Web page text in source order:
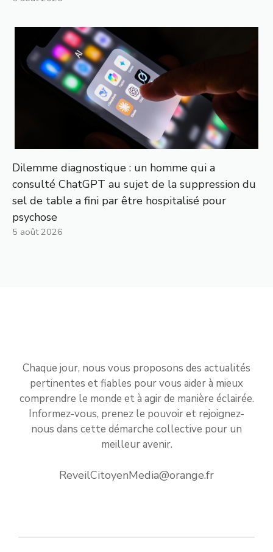
Dilemme diagnostique : un homme qui a
consulté ChatGPT au sujet de la suppression du
sel de table a fini par être hospitalisé pour
psychose
5 août 2026
Chaque jour, nous vous proposons des actualités
pertinentes et fiables pour vous aider à mieux
comprendre le monde et à agir de manière éclairée.
Informez-vous, prenez le pouvoir et rejoignez-
nous dans cette démarche collective pour un
meilleur avenir.
ReveilCitoyenMedia@orange.fr